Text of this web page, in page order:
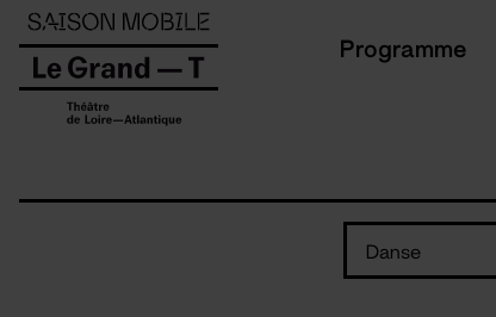
Programme
Danse
Panneau de gestion des cookies